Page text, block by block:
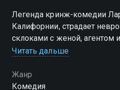
Легенда кринж-комедии
Калифорнии, страдает
склоками с женой, агентом
энтузиазм вы можете
хорошем HD качестве на
Читать дальше
Жанр
Комедия